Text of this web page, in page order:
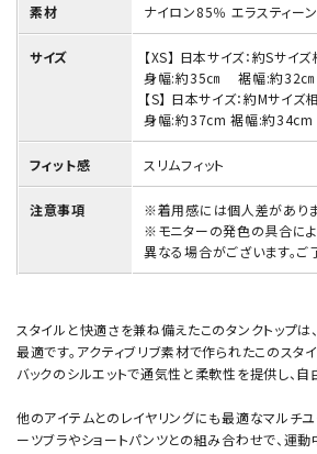
素材 ナイロン85％ エラスティー
サイズ
【XS】 日本サイズ：約Sサイ
身幅:約35㎝ 裾幅:約32㎝
【S】 日本サイズ：約Mサイ
身幅:約37cm 裾幅:約34cm
フィット感 スリムフィット
注意事項
※着用感には個人差がありま
※モニターの発色の具合に
異なる場合がございます。ご
スタイルと快適さを兼ね備えたこのタンクトップは
最適です。アクティブリブ素材で作られたこのスタ
バックのシルエットで通気性と柔軟性を提供し、自
他のアイテムとのレイヤリングにも最適なマルチ
ーツブラやショートパンツとの組み合わせで、運